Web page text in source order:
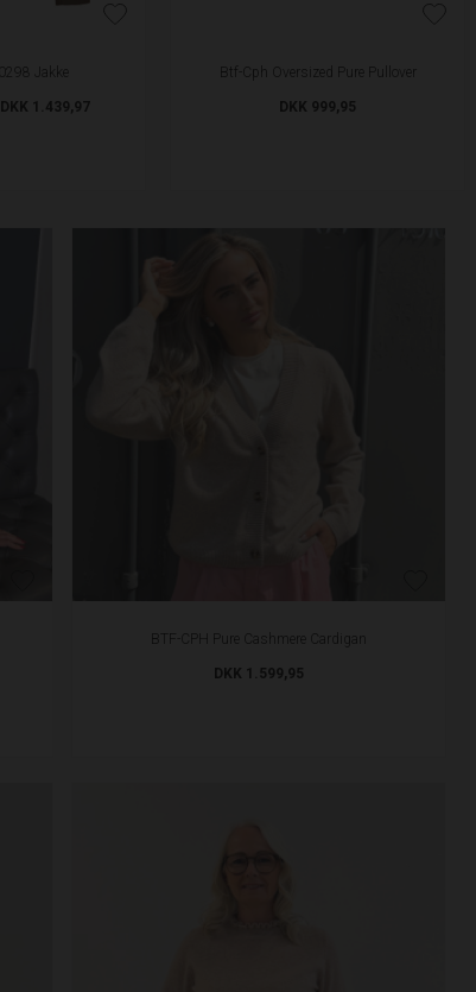
Jakke
DKK 1.439,97
Btf-Cph Oversized Pure Pullover
DKK 999,95
BTF-CPH Pure Cashmere Cardigan
DKK 1.599,95